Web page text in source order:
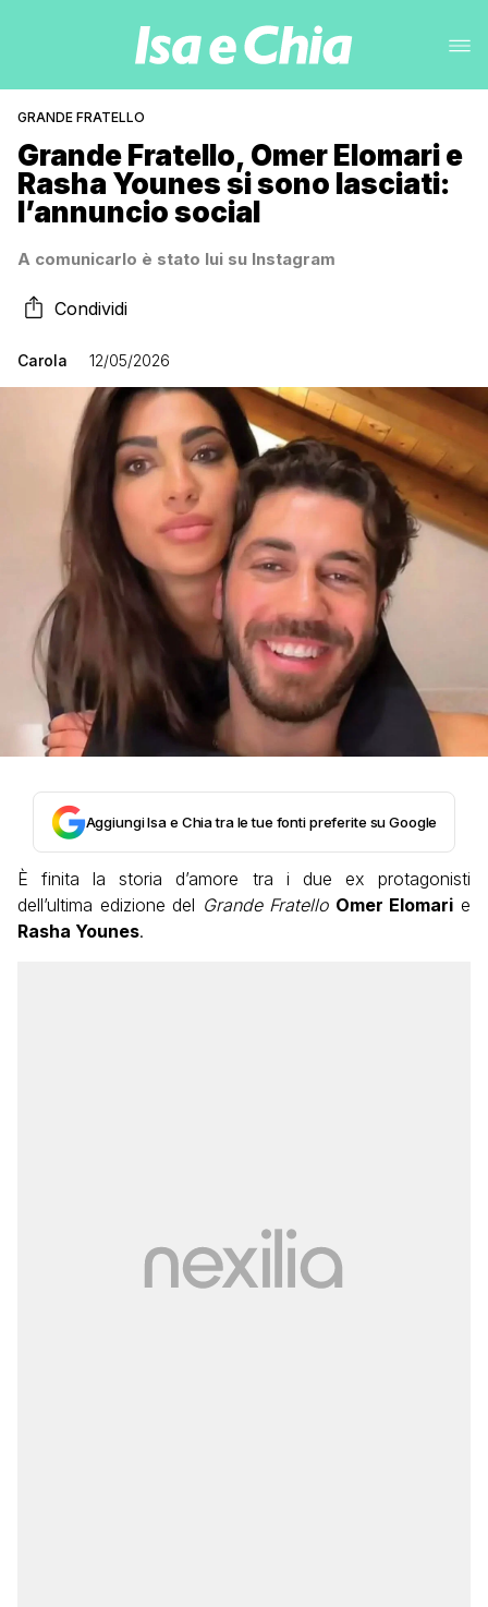
GRANDE FRATELLO
Grande Fratello, Omer Elomari e
Rasha Younes si sono lasciati:
l’annuncio social
A comunicarlo è stato lui su Instagram
Condividi
Carola 12/05/2026
Aggiungi Isa e Chia tra le tue fonti preferite su Google
È finita la storia d’amore tra i due ex protagonisti
dell’ultima edizione del Grande Fratello Omer Elomari e
Rasha Younes.